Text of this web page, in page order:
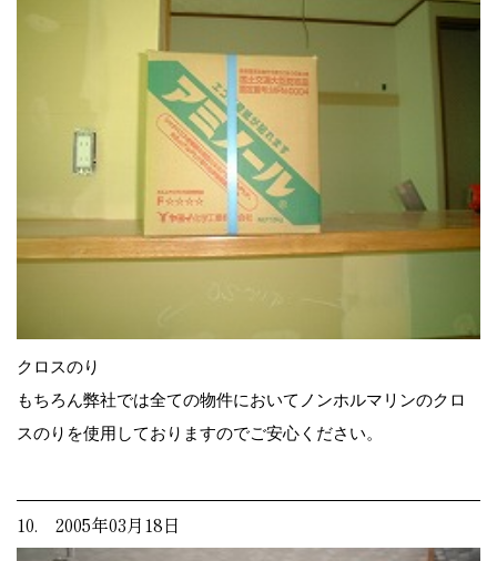
クロスのり
もちろん弊社では全ての物件においてノンホルマリンのクロ
スのりを使用しておりますのでご安心ください。
10. 2005年03月18日